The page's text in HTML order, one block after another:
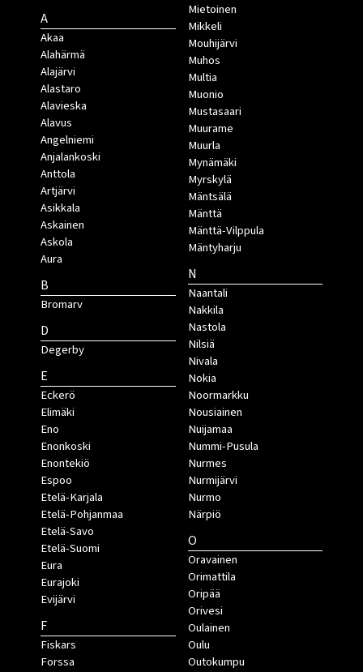
A
Akaa
Alahärmä
Alajärvi
Alastaro
Alavieska
Alavus
Angelniemi
Anjalankoski
Anttola
Artjärvi
Asikkala
Askainen
Askola
Aura
B
Bromarv
D
Degerby
E
Eckerö
Elimäki
Eno
Enonkoski
Enontekiö
Espoo
Etelä-Karjala
Etelä-Pohjanmaa
Etelä-Savo
Etelä-Suomi
Eura
Eurajoki
Evijärvi
F
Fiskars
Forssa
Mietoinen
Mikkeli
Mouhijärvi
Muhos
Multia
Muonio
Mustasaari
Muurame
Muurla
Mynämäki
Myrskylä
Mäntsälä
Mänttä
Mänttä-Vilppula
Mäntyharju
N
Naantali
Nakkila
Nastola
Nilsiä
Nivala
Nokia
Noormarkku
Nousiainen
Nuijamaa
Nummi-Pusula
Nurmes
Nurmijärvi
Nurmo
Närpiö
O
Oravainen
Orimattila
Oripää
Orivesi
Oulainen
Oulu
Outokumpu